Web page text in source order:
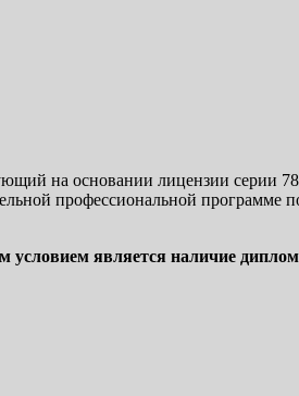
на основании лицензии серии
профессиональной
условием является наличие